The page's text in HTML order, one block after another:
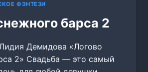
ФЭНТЕЗИ
барса 2
Демидова «Логово
2» Свадьба — это самый